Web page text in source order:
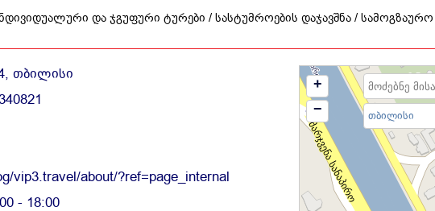
და ჯგუფური ტურები / სასტუმროების დაჯავშნა /
თბილისი
vip3.travel/about/?ref=page_internal
- 18:00
თბილისი
+
−